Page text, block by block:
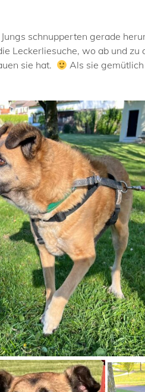
schnupperten gerade
Leckerliesuche, wo ab und
sie hat.
Als sie